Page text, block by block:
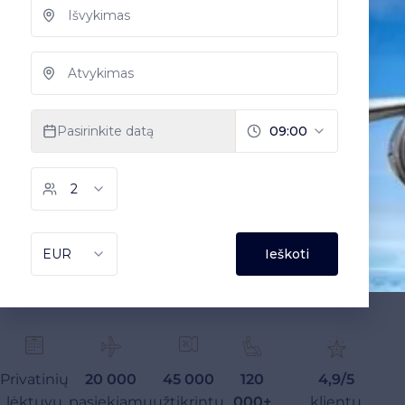
Privatinių
20 000
45 000
120
4,9/5